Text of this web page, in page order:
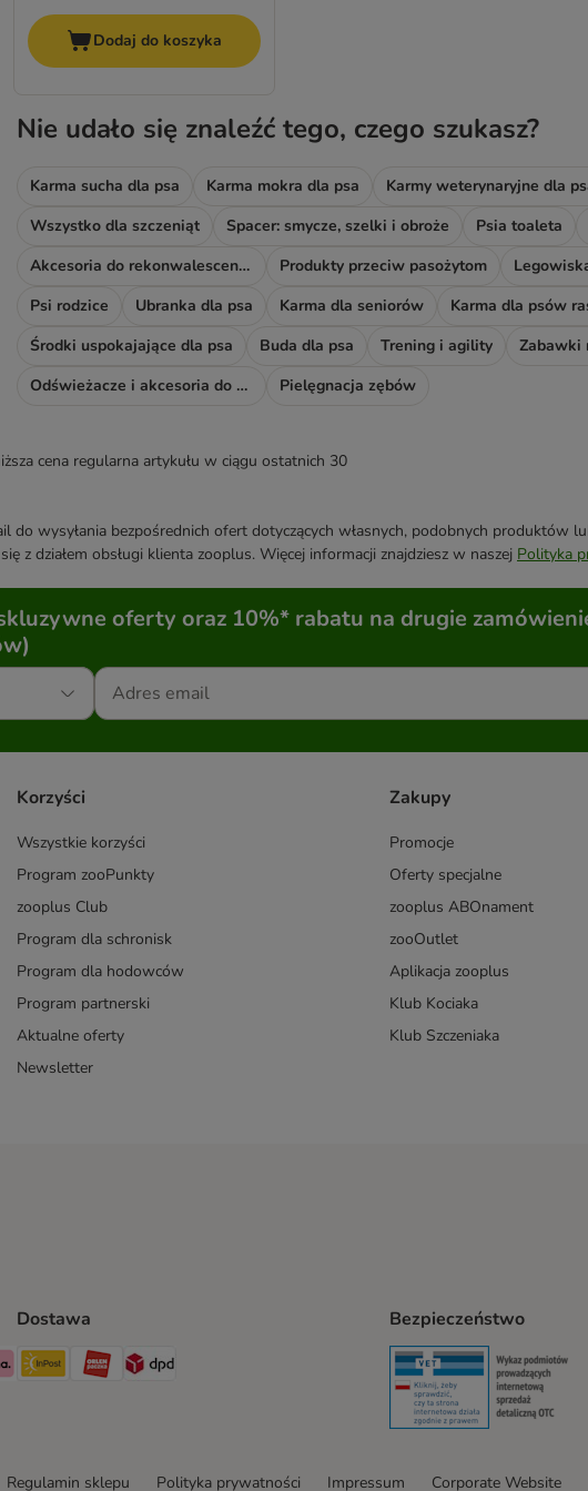
Dodaj do koszyka
Nie udało się znaleźć tego, czego szukasz?
Karma sucha dla psa Karma mokra dla psa Karmy weterynaryjne dla
Wszystko dla szczeniąt
Spacer: smycze, szelki i obroże Psia toaleta
Akcesoria do rekonwalescencji
Produkty przeciw pasożytom
Psi rodzice
Ubranka dla psa Karma dla seniorów Karma dla psów
Środki uspokajające dla psa
Buda dla psa Trening i agility Zabawki
Odświeżacze i akcesoria do sprzątania
Pielęgnacja zębów
cena regularna artykułu w ciągu ostatnich 30
wysyłania bezpośrednich ofert dotyczących własnych, podobnych produktów
z działem obsługi klienta zooplus. Więcej informacji znajdziesz w naszej Polityka
oferty oraz 10%* rabatu na drugie
Korzyści
Wszystkie korzyści
Program zooPunkty
zooplus Club
Program dla schronisk
Program dla hodowców
Program partnerski
Aktualne oferty
Newsletter
Zakupy
Promocje
Oferty specjalne
zooplus ABOnament
zooOutlet
Aplikacja zooplus
Klub Kociaka
Klub Szczeniaka
Method
Payment Method
Dostawa
Paczkomat® Shipping Method
ORLEN Paczka Shipping Method
Bezpieczeństwo
Security
Regulamin sklepu Polityka prywatności Impressum Corporate Website